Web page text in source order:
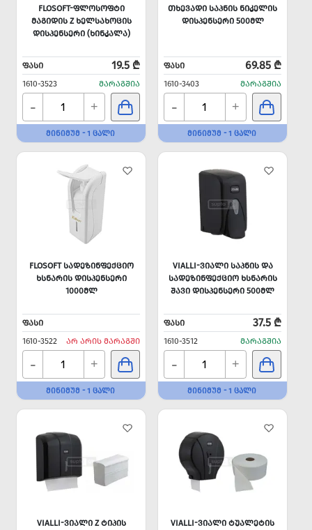
FLOSOFT-ᲤᲚᲝᲡᲝᲤᲢᲘ
ᲛᲐᲒᲘᲓᲘᲡ Z ᲮᲔᲚᲡᲐᲮᲝᲪᲘᲡ
ᲓᲘᲡᲞᲔᲜᲡᲔᲠᲘ (ᲮᲘᲜᲙᲐᲚᲐ)
ᲤᲐᲡᲘ 19.5 ₾
1610-3523 ᲛᲐᲠᲐᲒᲨᲘᲐ
- +
ᲛᲘᲜᲘᲛᲣᲛ - 1 ᲪᲐᲚᲘ
ᲗᲮᲔᲕᲐᲓᲘ ᲡᲐᲞᲜᲘᲡ ᲜᲘᲙᲔᲚᲘᲡ
ᲓᲘᲡᲞᲔᲜᲡᲔᲠᲘ 500ᲛᲚ
ᲤᲐᲡᲘ 69.85 ₾
1610-3403 ᲛᲐᲠᲐᲒᲨᲘᲐ
- +
ᲛᲘᲜᲘᲛᲣᲛ - 1 ᲪᲐᲚᲘ
FLOSOFT ᲡᲐᲓᲔᲖᲘᲜᲤᲔᲥᲪᲘᲝ
ᲮᲡᲜᲐᲠᲘᲡ ᲓᲘᲡᲞᲔᲜᲡᲔᲠᲘ
1000ᲛᲚ
ᲤᲐᲡᲘ
1610-3522
ᲐᲠ ᲐᲠᲘᲡ ᲛᲐᲠᲐᲒᲨᲘ
- +
ᲛᲘᲜᲘᲛᲣᲛ - 1 ᲪᲐᲚᲘ
VIALLI-ᲕᲘᲐᲚᲘ ᲡᲐᲞᲜᲘᲡ ᲓᲐ
ᲡᲐᲓᲔᲖᲘᲜᲤᲔᲥᲪᲘᲝ ᲮᲡᲜᲐᲠᲘᲡ
ᲨᲐᲕᲘ ᲓᲘᲡᲞᲔᲜᲡᲔᲠᲘ 500ᲛᲚ
ᲤᲐᲡᲘ 37.5 ₾
1610-3512 ᲛᲐᲠᲐᲒᲨᲘᲐ
- +
ᲛᲘᲜᲘᲛᲣᲛ - 1 ᲪᲐᲚᲘ
VIALLI-ᲕᲘᲐᲚᲘ Z ᲢᲘᲞᲘᲡ
VIALLI-ᲕᲘᲐᲚᲘ ᲢᲣᲐᲚᲔᲢᲘᲡ